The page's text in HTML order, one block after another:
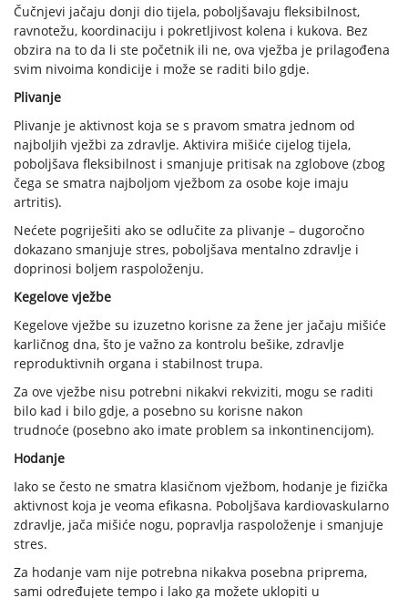
Čučnjevi jačaju donji dio tijela, poboljšavaju fleksibilnost,
ravnotežu, koordinaciju i pokretljivost kolena i kukova. Bez
obzira na to da li ste početnik ili ne, ova vježba je prilagođena
svim nivoima kondicije i može se raditi bilo gdje.
Plivanje
Plivanje je aktivnost koja se s pravom smatra jednom od
najboljih vježbi za zdravlje. Aktivira mišiće cijelog tijela,
poboljšava fleksibilnost i smanjuje pritisak na zglobove (zbog
čega se smatra najboljom vježbom za osobe koje imaju
artritis).
Nećete pogriješiti ako se odlučite za plivanje – dugoročno
dokazano smanjuje stres, poboljšava mentalno zdravlje i
doprinosi boljem raspoloženju.
Kegelove vježbe
Kegelove vježbe su izuzetno korisne za žene jer jačaju mišiće
karličnog dna, što je važno za kontrolu bešike, zdravlje
reproduktivnih organa i stabilnost trupa.
Za ove vježbe nisu potrebni nikakvi rekviziti, mogu se raditi
bilo kad i bilo gdje, a posebno su korisne nakon
trudnoće (posebno ako imate problem sa inkontinencijom).
Hodanje
Iako se često ne smatra klasičnom vježbom, hodanje je fizička
aktivnost koja je veoma efikasna. Poboljšava kardiovaskularno
zdravlje, jača mišiće nogu, popravlja raspoloženje i smanjuje
stres.
Za hodanje vam nije potrebna nikakva posebna priprema,
sami određujete tempo i lako ga možete uklopiti u